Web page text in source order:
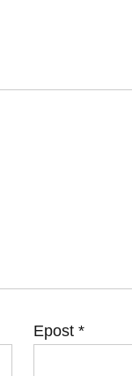
Epost *